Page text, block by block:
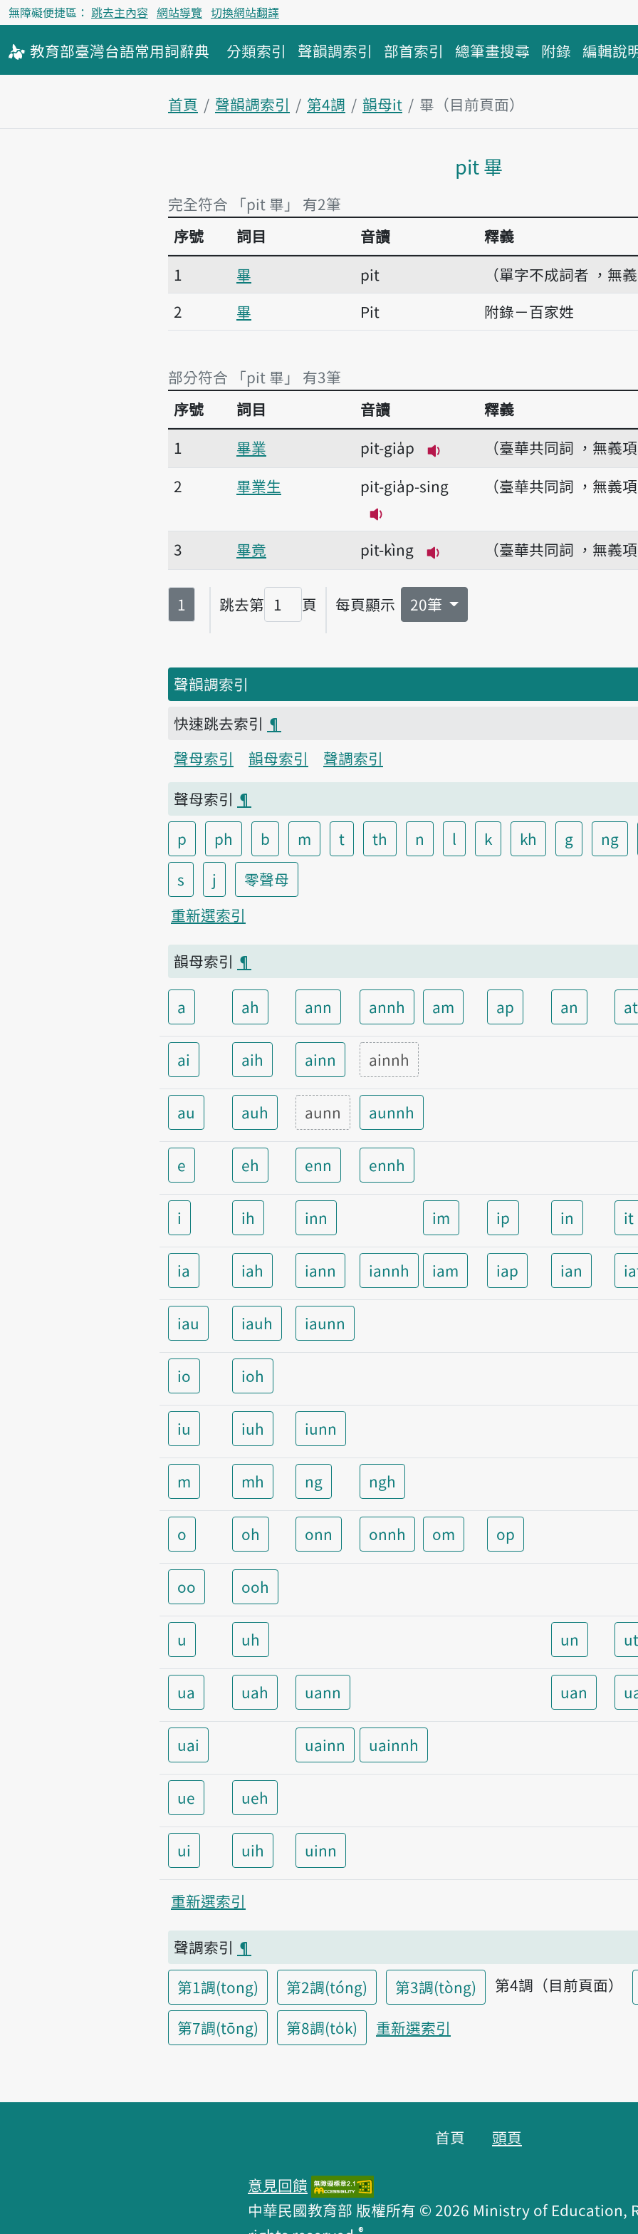
無障礙便捷區： 跳去主內容 網站導覽 切換網站翻譯
教育部臺灣台語常用詞辭典 分類索引 聲韻調索引 部首索引 總筆畫搜尋 附錄 編輯說
首頁 聲韻調索引 第4調 韻母it
畢（目前頁面）
pit 畢
完全符合 「pit 畢」 有2筆
完全符合 「pit 畢」 有2筆
序號 詞目 音讀
釋義
1
畢 pit
（單字不成詞者 ，無義
2
畢 Pit 附錄－百家姓
部分符合 「pit 畢」 有3筆
部分符合 「pit 畢」 有3筆
序號 詞目 音讀
釋義
1
畢業
pit-gia̍p
播放音讀pit-gia̍p
（臺華共同詞 ，無義項
2
畢業生 pit-gia̍p-sing
播放音讀pit-gia̍p-sing
（臺華共同詞 ，無義項
3 畢竟
pit-kìng
播放音讀pit-kìng
（臺華共同詞 ，無義項
第
1 跳去第
頁碼
頁 每頁顯示 20筆
聲韻調索引
快速跳去索引 ¶
聲母索引
韻母索引
聲調索引
聲母索引 ¶
p
ph b m t th n l k kh g ng
s
j
零聲母
重新選索引
韻母索引 ¶
a ah ann annh am ap an at
ai aih ainn ainnh
au auh aunn aunnh
e eh enn ennh
i ih inn im ip in it
ia iah iann iannh iam iap ian
iau iauh iaunn
io ioh
iu iuh iunn
m mh ng ngh
o oh onn onnh om op
oo ooh
u uh un ut
ua uah uann uan
uai uainn uainnh
ue ueh
ui uih uinn
重新選索引
聲調索引 ¶
第1調(tong)
第2調(tóng) 第3調(tòng) 第4調（目前頁面）
第7調(tōng)
第8調(to̍k) 重新選索引
首頁 頭頁
意見回饋
中華民國教育部 版權所有 © 2026 Ministry of Education,